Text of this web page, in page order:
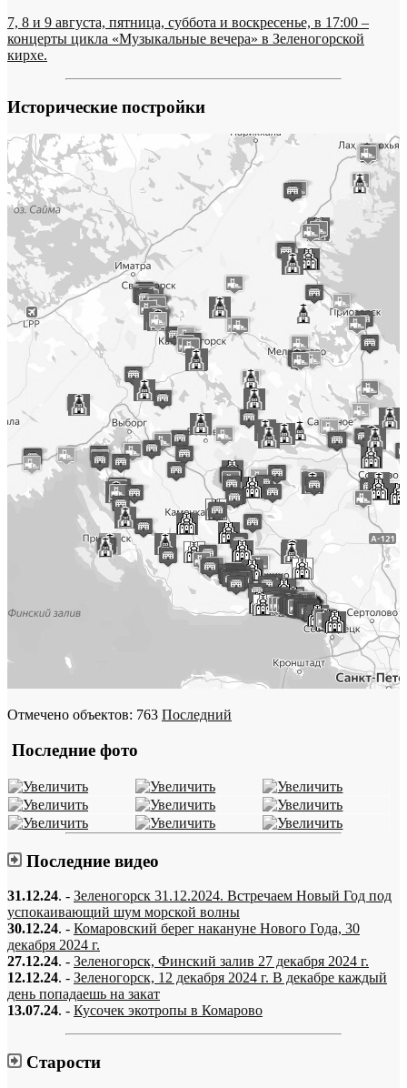
7, 8 и 9 августа, пятница, суббота и воскресенье, в 17:00 –
концерты цикла «Музыкальные вечера» в Зеленогорской
кирхе.
Исторические постройки
Отмечено объектов: 763 Последний
Последние фото
Последние видео
31.12.24. - Зеленогорск 31.12.2024. Встречаем Новый Год под
успокаивающий шум морской волны
30.12.24. - Комаровский берег накануне Нового Года, 30
декабря 2024 г.
27.12.24. - Зеленогорск, Финский залив 27 декабря 2024 г.
12.12.24. - Зеленогорск, 12 декабря 2024 г. В декабре каждый
день попадаешь на закат
13.07.24. - Кусочек экотропы в Комарово
Старости